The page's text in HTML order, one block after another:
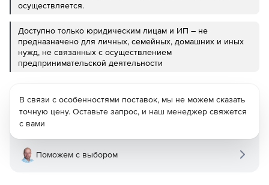
осуществляется.
Доступно только юридическим лицам и ИП – не
предназначено для личных, семейных, домашних и иных
нужд, не связанных с осуществлением
предпринимательской деятельности
В связи с особенностями поставок, мы не можем сказать
точную цену. Оставьте запрос, и наш менеджер свяжется
с вами
Поможем с выбором